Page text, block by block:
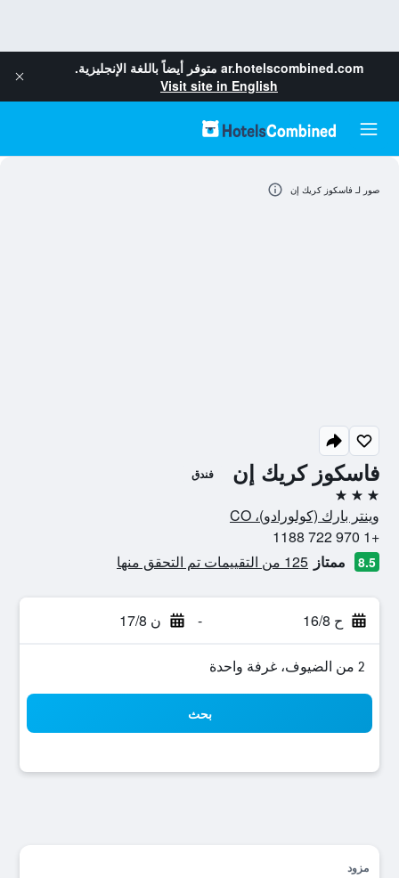
ar.hotelscombined.com متوفر أيضاً باللغة الإنجليزية.
Visit site in English
فاسكوز كريك إن فندق
3 نجوم
وينتر بارك (كولورادو)، CO
+1 970 722 1188
8.5 ممتاز 125 من التقييمات تم التحقق منها
ح 16/8 - ن 17/8
2 من الضيوف، غرفة واحدة
بحث
مزود
صور لـ فاسكوز كريك إن